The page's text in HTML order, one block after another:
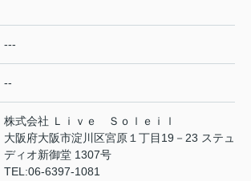
---
--
株式会社 Ｌｉｖｅ Ｓｏｌｅｉｌ
大阪府大阪市淀川区宮原１丁目19－23 ステュ
ディオ新御堂 1307号
TEL:06-6397-1081